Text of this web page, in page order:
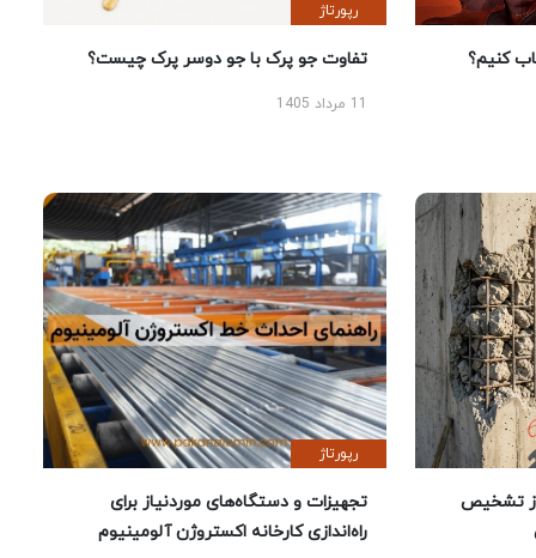
کنیم؟
رپورتاژ
تفاوت جو پرک با جو دوسر پرک چیست؟
تشخیص
رپورتاژ
تجهیزات و دستگاه‌های موردنیاز برای
راه‌اندازی کارخانه اکستروژن آلومینیوم